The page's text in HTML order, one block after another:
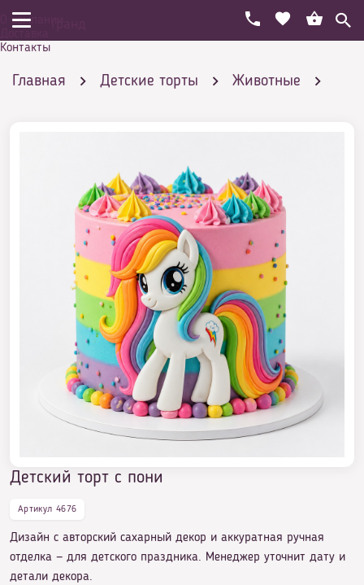
О компании
Контакты
Главная Детские торты Животные
Детский торт с пони
Детский торт с пони
Артикул 4676
Дизайн с авторский сахарный декор и аккуратная ручная
отделка — для детского праздника. Менеджер уточнит дату и
детали декора.